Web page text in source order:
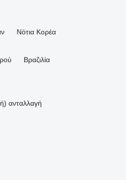
Νότια Κορέα
Βραζιλία
ανταλλαγή